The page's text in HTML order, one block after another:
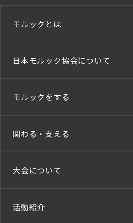
モルックとは
日本モルック協会について
モルックをする
関わる・支える
大会について
活動紹介